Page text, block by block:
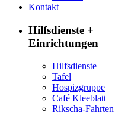
Kontakt
Hilfsdienste +
Einrichtungen
Hilfsdienste
Tafel
Hospizgruppe
Café Kleeblatt
Rikscha-Fahrten